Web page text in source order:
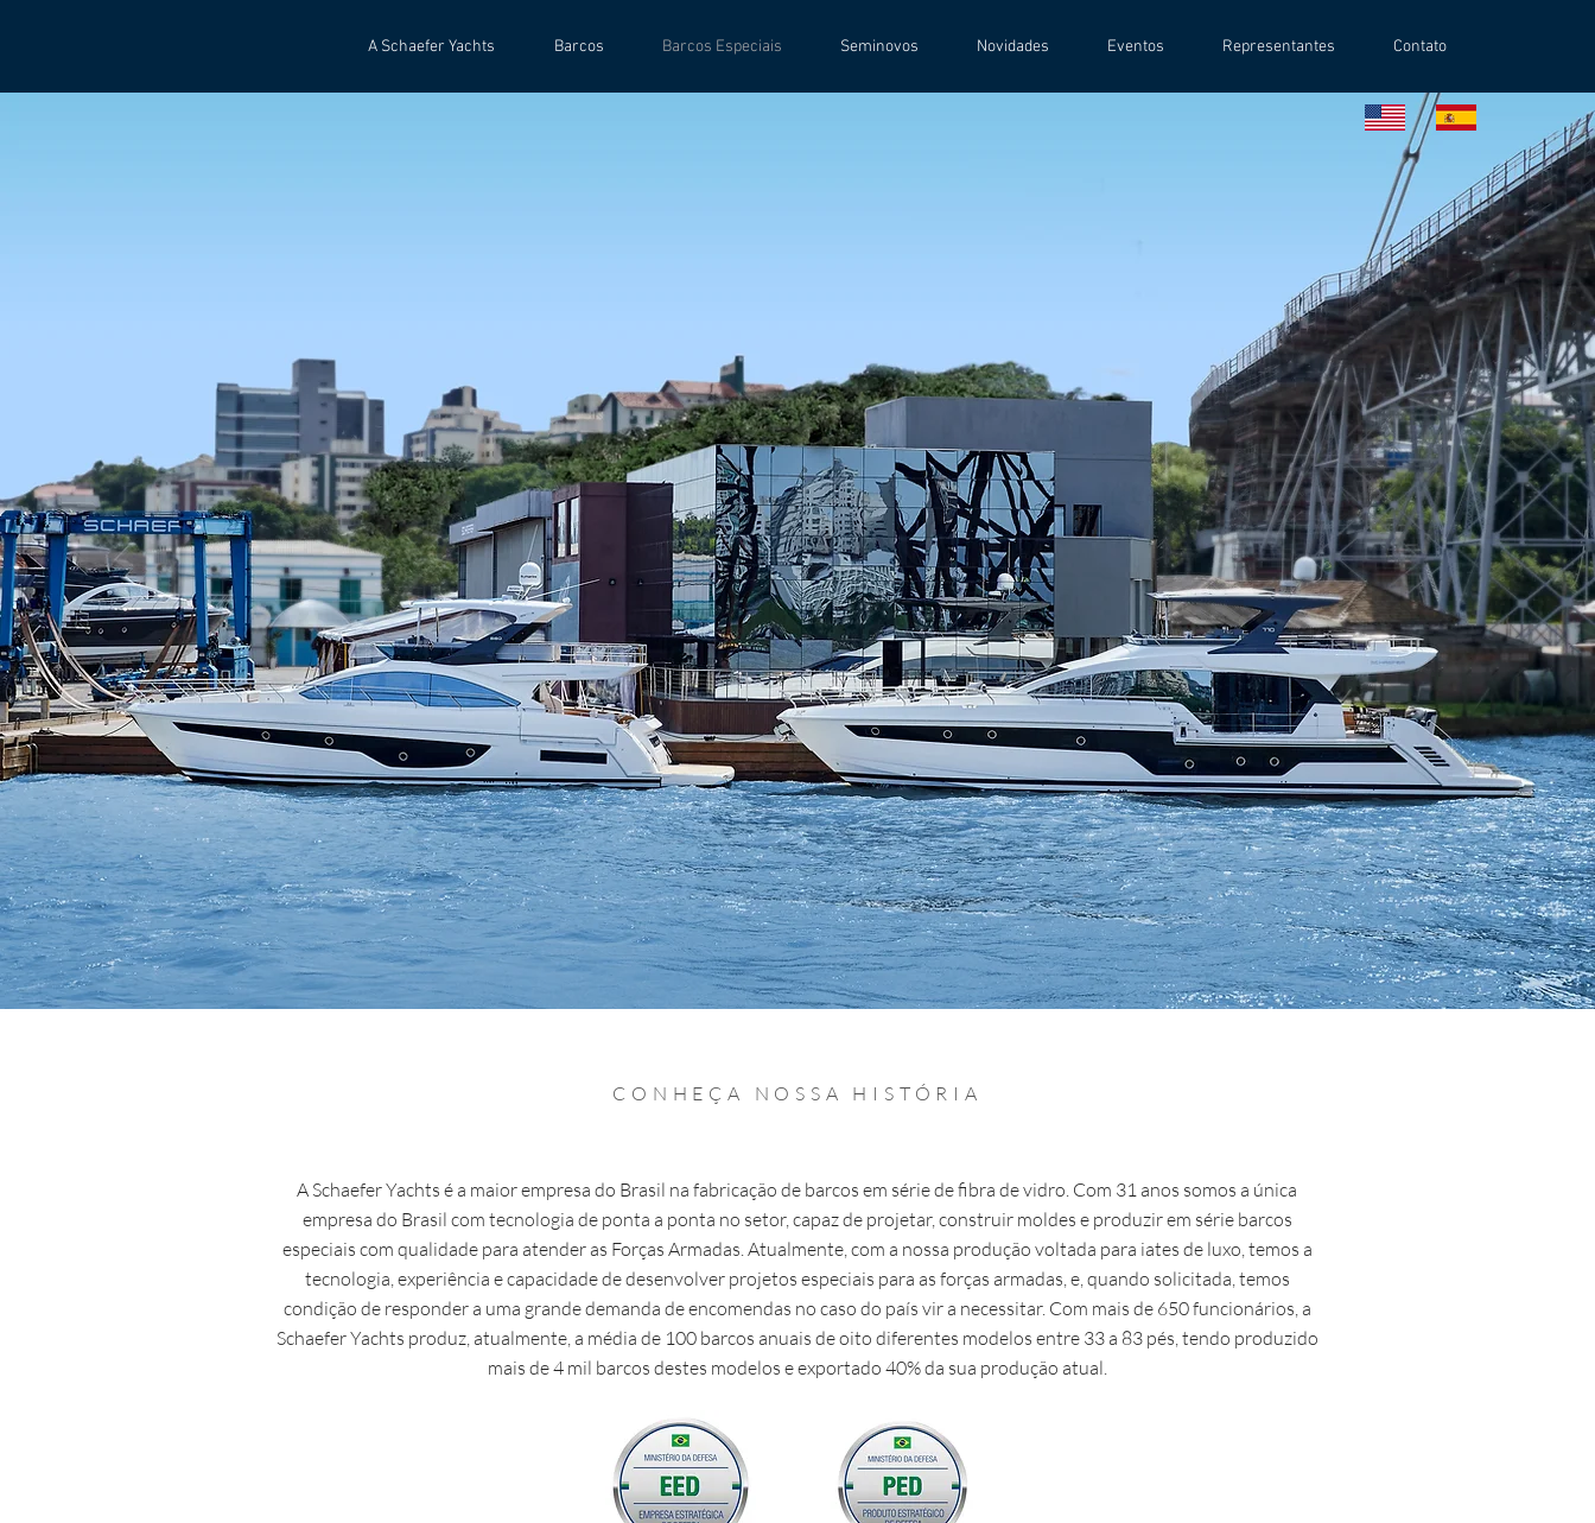
A Schaefer Yachts Barcos Barcos Especiais Seminovos Novidades Eventos Representantes Contato
CONHEÇA NOSSA HISTÓRIA
A Schaefer Yachts é a maior empresa do Brasil na fabricação de barcos em série de fibra de vidro. Com 31 anos somos a única
empresa do Brasil com tecnologia de ponta a ponta no setor, capaz de projetar, construir moldes e produzir em série barcos
especiais com qualidade para atender as Forças Armadas. Atualmente, com a nossa produção voltada para iates de luxo, temos a
tecnologia, experiência e capacidade de desenvolver projetos especiais para as forças armadas, e, quando solicitada, temos
condição de responder a uma grande demanda de encomendas no caso do país vir a necessitar. Com mais de 650 funcionários, a
Schaefer Yachts produz, atualmente, a média de 100 barcos anuais de oito diferentes modelos entre 33 a 83 pés, tendo produzido
mais de 4 mil barcos destes modelos e exportado 40% da sua produção atual.